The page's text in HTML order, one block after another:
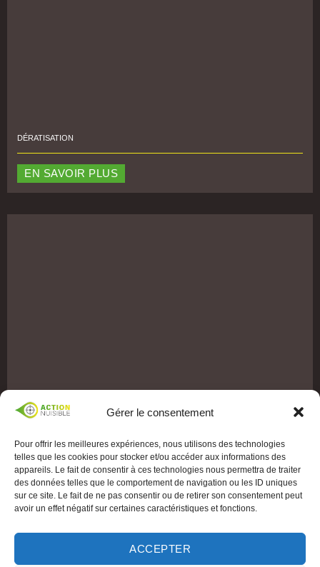
Gérer le consentement
Pour offrir les meilleures expériences, nous utilisons des technologies
telles que les cookies pour stocker et/ou accéder aux informations des
appareils. Le fait de consentir à ces technologies nous permettra de traiter
des données telles que le comportement de navigation ou les ID uniques
sur ce site. Le fait de ne pas consentir ou de retirer son consentement peut
avoir un effet négatif sur certaines caractéristiques et fonctions.
ACCEPTER
DÉRATISATION
EN SAVOIR PLUS